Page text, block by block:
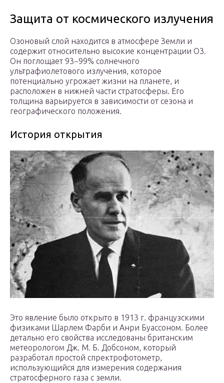
Защита от космического излучения
Озоновый слой находится в атмосфере Земли и
содержит относительно высокие концентрации О3.
Он поглощает 93−99% солнечного
ультрафиолетового излучения, которое
потенциально угрожает жизни на планете, и
расположен в нижней части стратосферы. Его
толщина варьируется в зависимости от сезона и
географического положения.
История открытия
Это явление было открыто в 1913 г. французскими
физиками Шарлем Фарби и Анри Буассоном. Более
детально его свойства исследованы британским
метеорологом Дж. М. Б. Добсоном, который
разработал простой спректрофотометр,
использующийся для измерения содержания
стратосферного газа с земли.